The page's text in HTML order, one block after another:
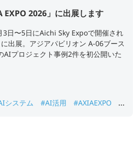
EXPO 2026」に出展します
3日〜5日にAichi Sky Expoで開催され
出展。アジアパビリオン A-06ブース
AIプロジェクト事例2件を初公開いた
システム #AI活用 #AXIAEXPO
#